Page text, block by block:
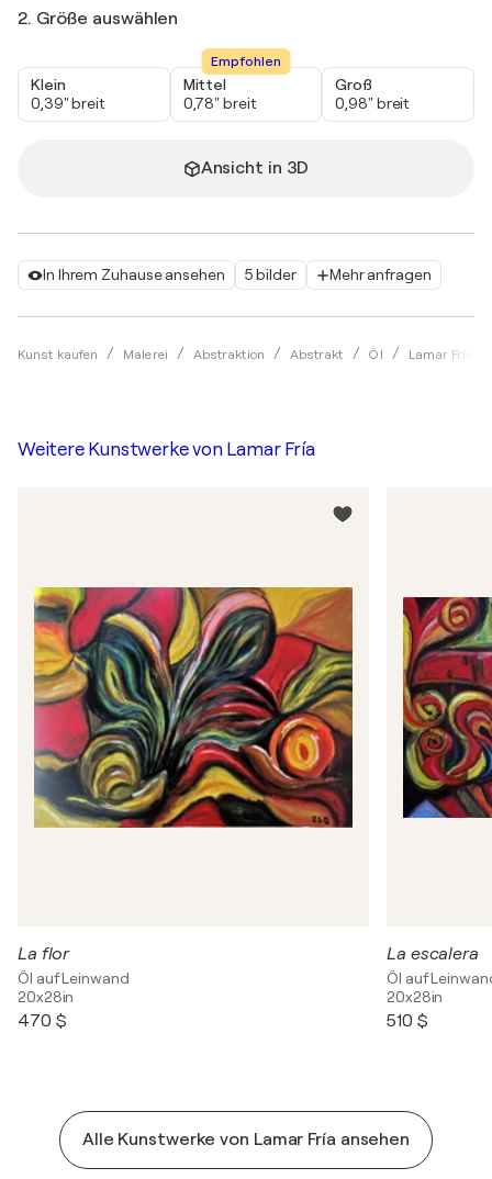
In Ihrem Zuhause ansehen 5 bilder Mehr anfragen
Kunst kaufen Malerei Abstraktion Abstrakt Öl Lamar Fría
2. Größe auswählen
Klein
0,39" breit
Empfohlen
Mittel
0,78" breit
Groß
0,98" breit
Ansicht in 3D
Weitere Kunstwerke von Lamar Fría
La flor
Öl auf Leinwand
20x28in
470 $
La escalera
Öl auf
20x28in
510 $
Alle Kunstwerke von Lamar Fría ansehen